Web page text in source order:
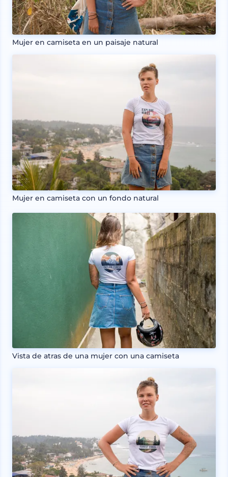
Mujer en camiseta en un paisaje natural
Mujer en camiseta con un fondo natural
Vista de atras de una mujer con una camiseta